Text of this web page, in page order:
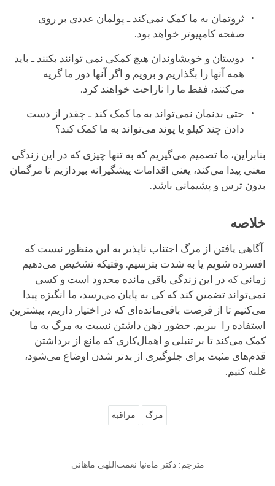
ثروتمان به ما کمک نمی‌کند ـ پولمان عددی بر روی
صفحه کامپیوتر خواهد بود.
دوستان و خویشاوندان هیچ کمکی نمی توانند بکنند ـ باید
همه آنها را بگذاریم و برویم و اگر آنها دور ما گریه
می‌کنند، فقط ما را ناراحت خواهند کرد.
حتی بدنمان نمی‌تواند به ما کمک کند ـ چقدر از دست
دادن چند کیلو یا پوند می‌تواند به ما کمک کند؟
بنابراین، ما تصمیم می‌گیریم که به تنها چیزی که در این زندگی
معنی پیدا می‌کند، یعنی اقدامات پیشگیرانه‌ بپردازیم تا مرگمان
بدون ترس و پشیمانی باشد.
خلاصه
آگاهی یافتن از مرگ اجتناب ناپذیر به این منظور نیست که
افسرده شویم یا به شدت بترسیم. وقتیکه تشخیص می‌دهیم
زمانی که در این زندگی باقی مانده محدود است و کسی
نمی‌تواند تضمین کند که کی به پایان می‌رسد، ما انگیزه پیدا
می‌کنیم تا از فرصت باقی‌مانده‌ای که در اختیار داریم، بیشترین
استفاده را ببریم. حضور ذهن داشتن نسبت به مرگ به ما
کمک می‌کند تا بر تنبلی و اهمال‌کاری که مانع از برداشتن
قدم‌های مثبت برای جلوگیری از بدتر شدن اوضاع می‌شود،
غلبه کنیم.
مرگ مراقبه
مترجم: دکتر ماه‌نیا نعمت‌اللهی ماهانی